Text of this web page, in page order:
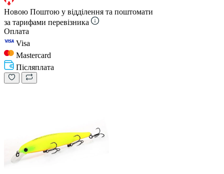
Новою Поштою у відділення та поштомати
за тарифами перевізника
Оплата
Visa
Mastercard
Післяплата